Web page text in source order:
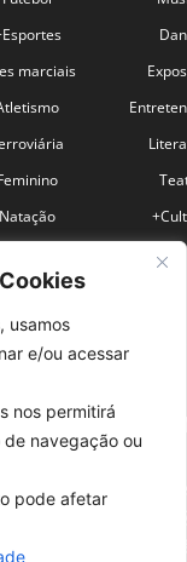
usamos
e/ou acessar
nos permitirá
navegação ou
pode afetar
marciais
Natação
SOBRE
Sex